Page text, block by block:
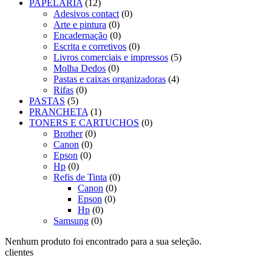
PAPELARIA (12)
Adesivos contact (0)
Arte e pintura (0)
Encadernação (0)
Escrita e corretivos (0)
Livros comerciais e impressos (5)
Molha Dedos (0)
Pastas e caixas organizadoras (4)
Rifas (0)
PASTAS (5)
PRANCHETA (1)
TONERS E CARTUCHOS (0)
Brother (0)
Canon (0)
Epson (0)
Hp (0)
Refis de Tinta (0)
Canon (0)
Epson (0)
Hp (0)
Samsung (0)
Nenhum produto foi encontrado para a sua seleção.
clientes